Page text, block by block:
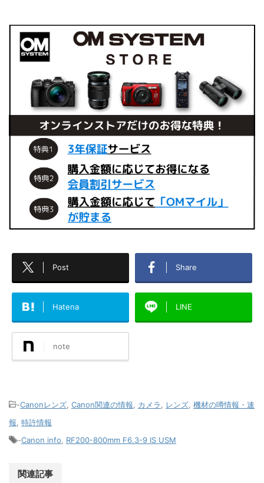
Post Share
Hatena LINE
note
-Canonレンズ Canon関連の情報 カメラ レンズ 機材の噂情報・速
報 特許情報
-Canon info RF200-800mm F6.3-9 IS USM
関連記事